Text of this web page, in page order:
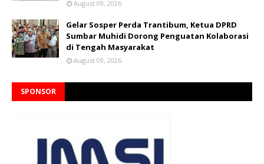
August 09, 2026
Gelar Sosper Perda Trantibum, Ketua DPRD
Sumbar Muhidi Dorong Penguatan Kolaborasi
di Tengah Masyarakat
August 09, 2026
SPONSOR